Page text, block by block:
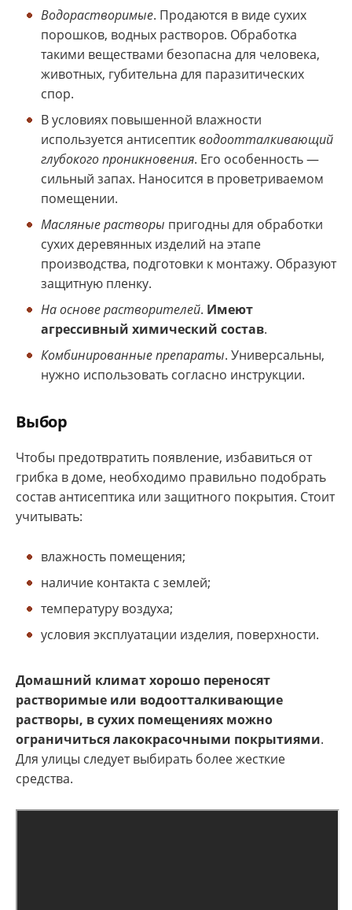
Водорастворимые. Продаются в виде сухих
порошков, водных растворов. Обработка
такими веществами безопасна для человека,
животных, губительна для паразитических
спор.
В условиях повышенной влажности
используется антисептикводоотталкивающий
глубокого проникновения. Его особенность —
сильный запах. Наносится в проветриваемом
помещении.
Масляные растворы пригодны для обработки
сухих деревянных изделий на этапе
производства, подготовки к монтажу. Образуют
защитную пленку.
На основе растворителей. Имеют
агрессивный химический состав.
Комбинированные препараты. Универсальны,
нужно использовать согласно инструкции.
Выбор
Чтобы предотвратить появление, избавиться от
грибка в доме, необходимо правильно подобрать
состав антисептика или защитного покрытия. Стоит
учитывать:
влажность помещения;
наличие контакта с землей;
температуру воздуха;
условия эксплуатации изделия, поверхности.
Домашний климат хорошо переносят
растворимые или водоотталкивающие
растворы, в сухих помещениях можно
ограничиться лакокрасочными покрытиями.
Для улицы следует выбирать более жесткие
средства.